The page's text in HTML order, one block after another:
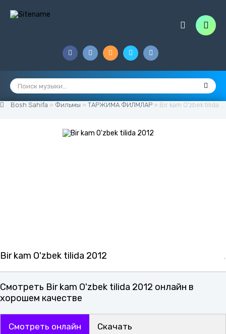
Bosh Sahifa » Фильмы » ТАРЖИМА ФИЛМЛАР » Bir kam O'zbek tilida 2012
Bir kam O'zbek tilida 2012
Смотреть Bir kam O'zbek tilida 2012 онлайн в
хорошем качестве
Смотреть онлайн Скачать